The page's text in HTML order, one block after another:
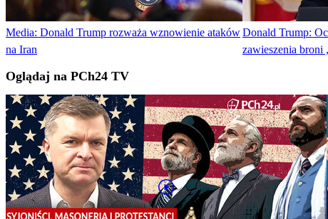
Media: Donald Trump rozważa wznowienie ataków
na Iran
Donald Trump:
zawieszenia broni
Oglądaj na PCh24 TV